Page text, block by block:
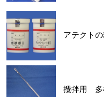
アテクト
攪拌用 多